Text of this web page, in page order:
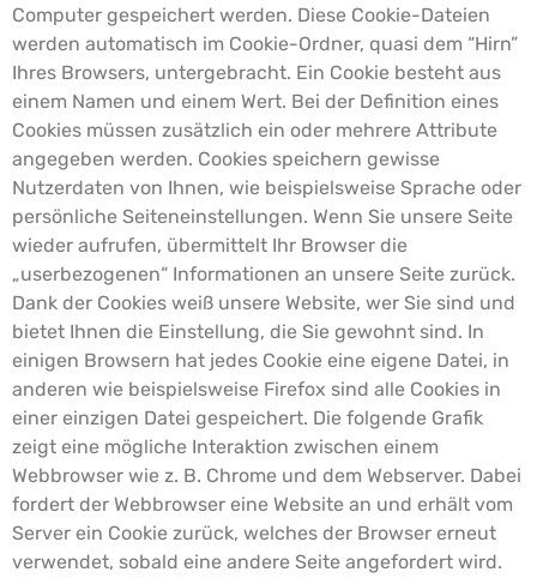
Computer gespeichert werden. Diese Cookie-Dateien
werden automatisch im Cookie-Ordner, quasi dem “Hirn”
Ihres Browsers, untergebracht. Ein Cookie besteht aus
einem Namen und einem Wert. Bei der Definition eines
Cookies müssen zusätzlich ein oder mehrere Attribute
angegeben werden. Cookies speichern gewisse
Nutzerdaten von Ihnen, wie beispielsweise Sprache oder
persönliche Seiteneinstellungen. Wenn Sie unsere Seite
wieder aufrufen, übermittelt Ihr Browser die
„userbezogenen“ Informationen an unsere Seite zurück.
Dank der Cookies weiß unsere Website, wer Sie sind und
bietet Ihnen die Einstellung, die Sie gewohnt sind. In
einigen Browsern hat jedes Cookie eine eigene Datei, in
anderen wie beispielsweise Firefox sind alle Cookies in
einer einzigen Datei gespeichert. Die folgende Grafik
zeigt eine mögliche Interaktion zwischen einem
Webbrowser wie z. B. Chrome und dem Webserver. Dabei
fordert der Webbrowser eine Website an und erhält vom
Server ein Cookie zurück, welches der Browser erneut
verwendet, sobald eine andere Seite angefordert wird.